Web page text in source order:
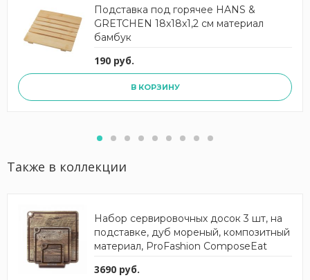
Подставка под горячее HANS &
GRETCHEN 18x18x1,2 см материал
бамбук
190 руб.
В КОРЗИНУ
Также в коллекции
Набор сервировочных досок 3 шт, на
подставке, дуб мореный, композитный
материал, ProFashion ComposeEat
3690 руб.